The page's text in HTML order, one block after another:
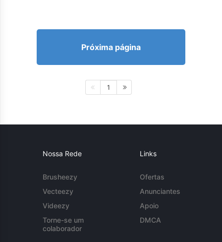
Próxima página
1
Nossa Rede
Brusheezy
Vecteezy
Videezy
Torne-se um
colaborador
Links
Ofertas
Anunciantes
Apoio
DMCA